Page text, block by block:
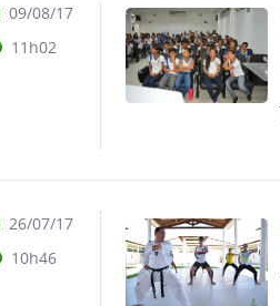
09/08/17
11h02
26/07/17
10h46